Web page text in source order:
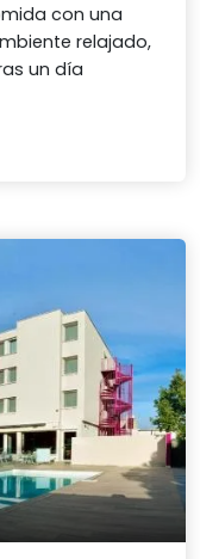
con una
relajado,
un día